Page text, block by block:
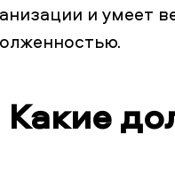
и умеет
Какие